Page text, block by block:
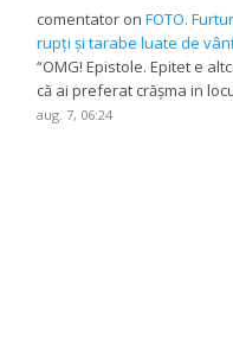
comentator onFOTO.
rupți și tarabe luate de
“OMG! Epistole. Epitet e
că ai preferat crășma in
aug. 7, 06:24